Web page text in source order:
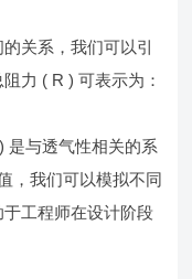
关系，我们可以引
力 ( R ) 可表示为：
是与透气性相关的系
，我们可以模拟不同
工程师在设计阶段